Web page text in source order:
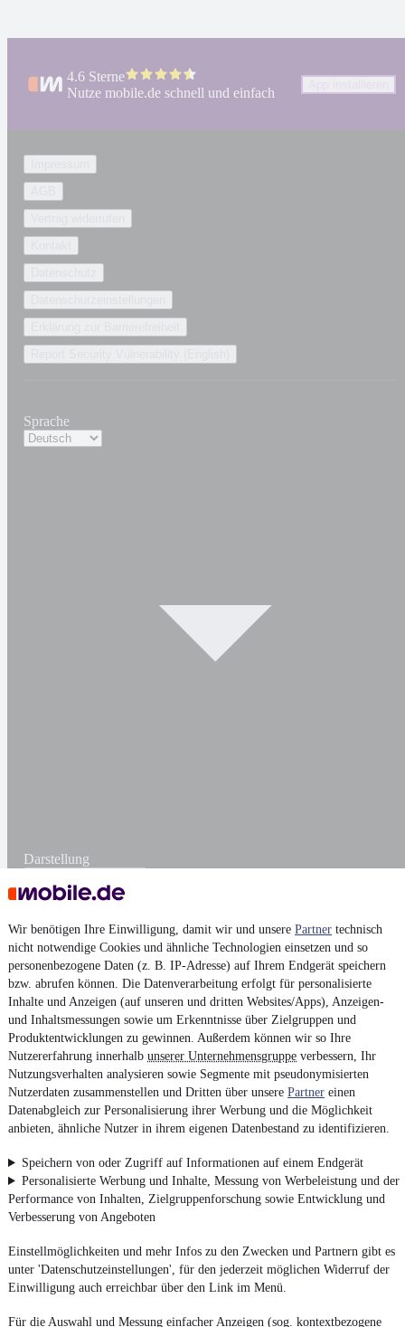
Wir benötigen Ihre Einwilligung, damit wir und unsere Partner technisch
nicht notwendige Cookies und ähnliche Technologien einsetzen und so
personenbezogene Daten (z. B. IP-Adresse) auf Ihrem Endgerät speichern
bzw. abrufen können. Die Datenverarbeitung erfolgt für personalisierte
Inhalte und Anzeigen (auf unseren und dritten Websites/Apps), Anzeigen-
und Inhaltsmessungen sowie um Erkenntnisse über Zielgruppen und
Produktentwicklungen zu gewinnen. Außerdem können wir so Ihre
Nutzererfahrung innerhalb unserer Unternehmensgruppe verbessern, Ihr
Nutzungsverhalten analysieren sowie Segmente mit pseudonymisierten
Nutzerdaten zusammenstellen und Dritten über unsere Partner einen
Datenabgleich zur Personalisierung ihrer Werbung und die Möglichkeit
anbieten, ähnliche Nutzer in ihrem eigenen Datenbestand zu identifizieren.
Speichern von oder Zugriff auf Informationen auf einem Endgerät
Personalisierte Werbung und Inhalte, Messung von Werbeleistung und der
Performance von Inhalten, Zielgruppenforschung sowie Entwicklung und
Verbesserung von Angeboten
Einstellmöglichkeiten und mehr Infos zu den Zwecken und Partnern gibt es
unter 'Datenschutzeinstellungen', für den jederzeit möglichen Widerruf der
Einwilligung auch erreichbar über den Link im Menü.
Für die Auswahl und Messung einfacher Anzeigen (sog. kontextbezogene
4.6 Sterne
Nutze mobile.de schnell und einfach
Sprache
Darstellung